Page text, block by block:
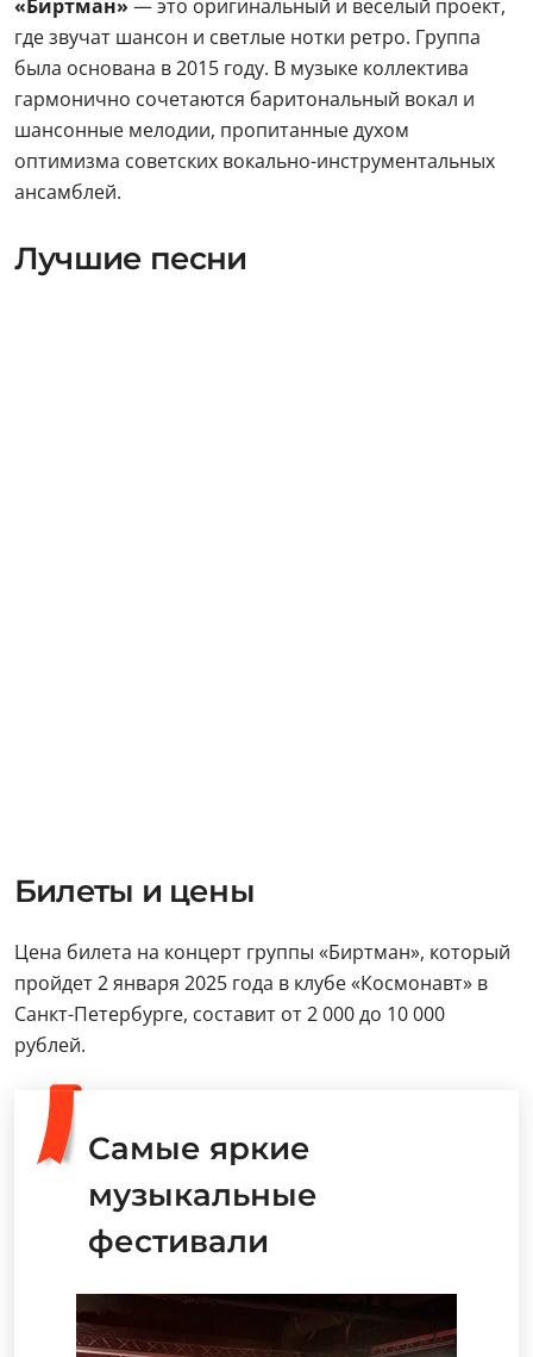
«Биртман» — это оригинальный и веселый проект,
где звучат шансон и светлые нотки ретро. Группа
была основана в 2015 году. В музыке коллектива
гармонично сочетаются баритональный вокал и
шансонные мелодии, пропитанные духом
оптимизма советских вокально-инструментальных
ансамблей.
Лучшие песни
Билеты и цены
Цена билета на концерт группы «Биртман», который
пройдет 2 января 2025 года в клубе «Космонавт» в
Санкт-Петербурге, составит от 2 000 до 10 000
рублей.
Самые яркие
музыкальные
фестивали